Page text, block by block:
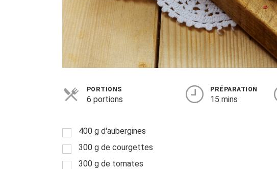
PORTIONS
6 portions
PRÉPARATION
15 mins
400 g d'aubergines
300 g de courgettes
300 g de tomates